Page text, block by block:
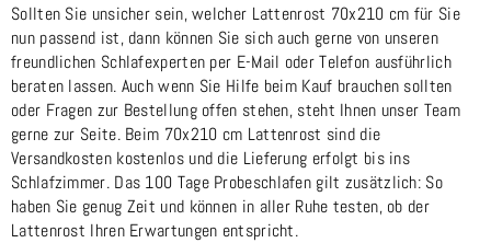
Sollten Sie unsicher sein, welcher Lattenrost 70x210 cm für Sie
nun passend ist, dann können Sie sich auch gerne von unseren
freundlichen Schlafexperten per E-Mail oder Telefon ausführlich
beraten lassen. Auch wenn Sie Hilfe beim Kauf brauchen sollten
oder Fragen zur Bestellung offen stehen, steht Ihnen unser Team
gerne zur Seite. Beim 70x210 cm Lattenrost sind die
Versandkosten kostenlos und die Lieferung erfolgt bis ins
Schlafzimmer. Das 100 Tage Probeschlafen gilt zusätzlich: So
haben Sie genug Zeit und können in aller Ruhe testen, ob der
Lattenrost Ihren Erwartungen entspricht.